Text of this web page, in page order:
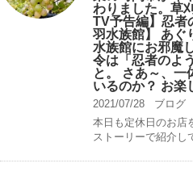
わりました。草
TV予告編】忍者
羽水族館】 あぐ
水族館にお邪魔
令は「忍者のよ
と。 さあ～、一
いるのか？ お楽
2021/07/28
ブログ
本日も定休日のお店
ストーリーで紹介し